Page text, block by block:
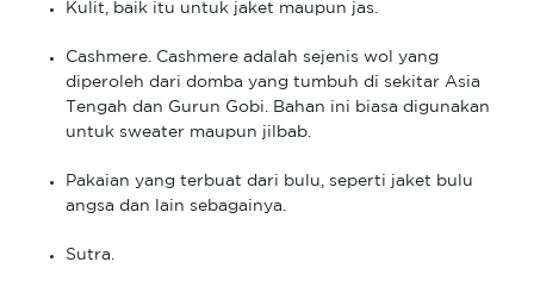
Kulit, baik itu untuk jaket maupun jas.
Cashmere. Cashmere adalah sejenis wol yang
diperoleh dari domba yang tumbuh di sekitar Asia
Tengah dan Gurun Gobi. Bahan ini biasa digunakan
untuk sweater maupun jilbab.
Pakaian yang terbuat dari bulu, seperti jaket bulu
angsa dan lain sebagainya.
Sutra.